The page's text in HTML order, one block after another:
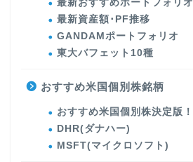
最新おすすめポートフォリオ
最新資産額･PF推移
GANDAMポートフォリオ
東大バフェット10種
おすすめ米国個別株銘柄
おすすめ米国個別株決定版！
DHR(ダナハー)
MSFT(マイクロソフト)